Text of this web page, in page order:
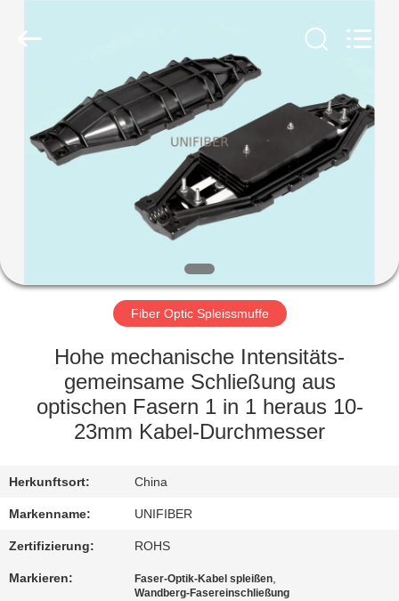
PRODUKTE
FABRIK-
AUSFLUG
QUALITÄTSKONTROLLE
TRETEN
MIT
UNS
IN
VERBINDUNG
Co.,Ltd.
Fiber Optic Spleissmuffe
Hohe mechanische Intensitäts-
gemeinsame Schließung aus
optischen Fasern 1 in 1 heraus 10-
23mm Kabel-Durchmesser
Herkunftsort: China
Markenname: UNIFIBER
Zertifizierung: ROHS
Markieren: Faser-Optik-Kabel spleißen,
Wandberg-Fasereinschließung